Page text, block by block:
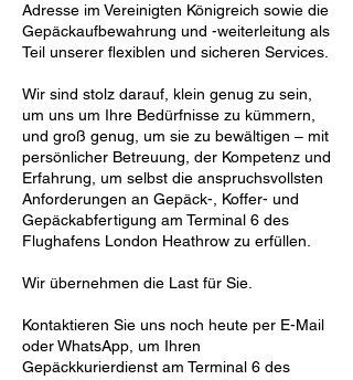
Adresse im Vereinigten Königreich sowie die
Gepäckaufbewahrung und -weiterleitung als
Teil unserer flexiblen und sicheren Services.
Wir sind stolz darauf, klein genug zu sein,
um uns um Ihre Bedürfnisse zu kümmern,
und groß genug, um sie zu bewältigen – mit
persönlicher Betreuung, der Kompetenz und
Erfahrung, um selbst die anspruchsvollsten
Anforderungen an Gepäck-, Koffer- und
Gepäckabfertigung am Terminal 6 des
Flughafens London Heathrow zu erfüllen.
Wir übernehmen die Last für Sie.
Kontaktieren Sie uns noch heute per E-Mail
oder WhatsApp, um Ihren
Gepäckkurierdienst am Terminal 6 des